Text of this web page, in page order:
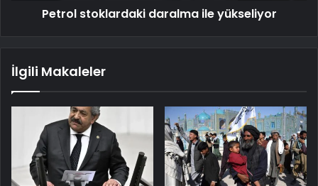
Petrol stoklardaki daralma ile yükseliyor
İlgili Makaleler